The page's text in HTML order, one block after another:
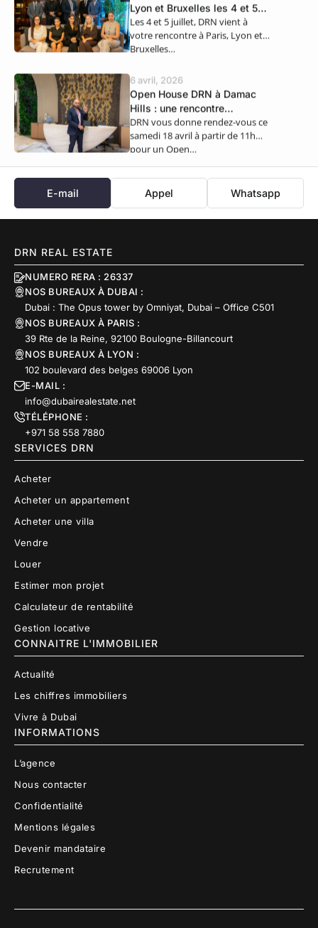
Lyon et Bruxelles les 4 et 5
juillet
Les 4 et 5 juillet, DRN vient à
votre rencontre à Paris, Lyon et
Bruxelles…
6 avril, 2026
Open House DRN à Damac
Hills : une rencontre
exclusive ce samedi 18 avril
DRN vous donne rendez-vous ce
samedi 18 avril à partir de 11h
pour un Open…
E-mail Appel Whatsapp
DRN REAL ESTATE
NUMERO RERA : 26337
NOS BUREAUX À DUBAI :
Dubai : The Opus tower by Omniyat, Dubai – Office C501
NOS BUREAUX À PARIS :
39 Rte de la Reine, 92100 Boulogne-Billancourt
NOS BUREAUX À LYON :
102 boulevard des belges 69006 Lyon
E-MAIL :
info@dubairealestate.net
TÉLÉPHONE :
+971 58 558 7880
SERVICES DRN
Acheter
Acheter un appartement
Acheter une villa
Vendre
Louer
Estimer mon projet
Calculateur de rentabilité
Gestion locative
CONNAITRE L'IMMOBILIER
Actualité
Les chiffres immobiliers
Vivre à Dubai
INFORMATIONS
L’agence
Nous contacter
Confidentialité
Mentions légales
Devenir mandataire
Recrutement